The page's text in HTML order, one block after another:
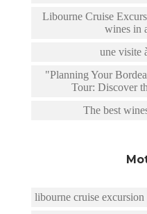
Libourne Cruise
wines in
une visite
"Planning Your
Tour: Discover
The best
libourne cruise excursion